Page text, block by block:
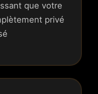
que votre
privé